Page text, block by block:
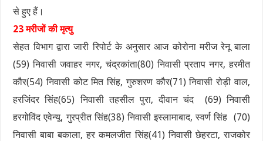
से हुए हैं।
23 मरीजों की मृत्यु
सेहत विभाग द्वारा जारी रिपोर्ट के अनुसार आज कोरोना मरीज रेनू बाला
(59) निवासी जवाहर नगर, चंद्रकांता(80) निवासी प्रताप नगर, हरमीत
कौर(54) निवासी कोट मित सिंह, गुरुशरण कौर(71) निवासी रोड़ी वाल,
हरजिंदर सिंह(65) निवासी तहसील पुरा, दीवान चंद (69) निवासी
हरगोविंद एवेन्यू, गुरप्रीत सिंह(38) निवासी इस्लामाबाद, स्वर्ण सिंह (70)
निवासी बाबा बकाला, हर कमलजीत सिंह(41) निवासी छेहरटा, राजकोर